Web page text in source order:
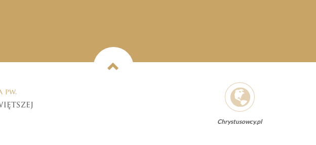
Chrystusowcy.pl